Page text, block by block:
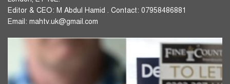
Editor & CEO: M Abdul Hamid . Contact: 07958486881
Email: mahtv.uk@gmail.com